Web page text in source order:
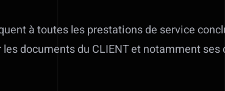
à toutes les prestations de service
documents du CLIENT et notamment